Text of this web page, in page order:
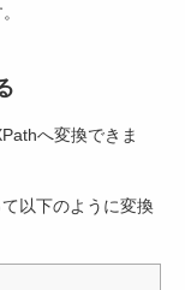
へ変換できま
以下のように変換